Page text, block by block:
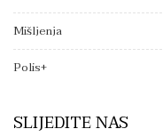
Mišljenja
Polis+
SLIJEDITE NAS